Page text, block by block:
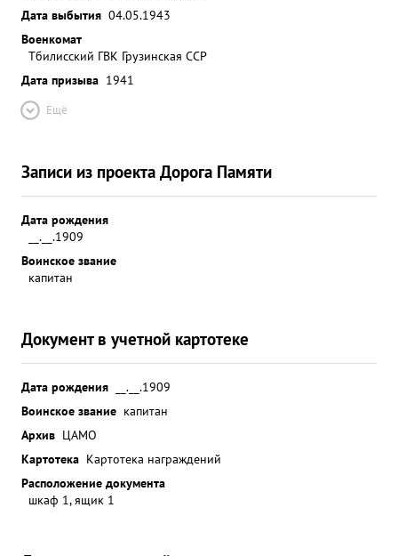
Дата выбытия 04.05.1943
Военкомат
Тбилисский ГВК Грузинская ССР
Дата призыва 1941
Ещё
Записи из проекта Дорога Памяти
Дата рождения
__.__.1909
Воинское звание
капитан
Документ в учетной картотеке
Дата рождения
__.__.1909
Воинское звание капитан
Архив ЦАМО
Картотека Картотека награждений
Расположение документа
шкаф 1, ящик 1